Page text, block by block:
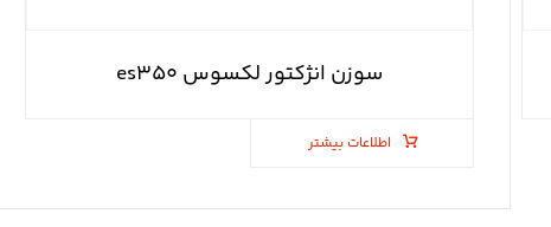
سوزن انژکتور لکسوس es۳۵۰
اطلاعات بیشتر